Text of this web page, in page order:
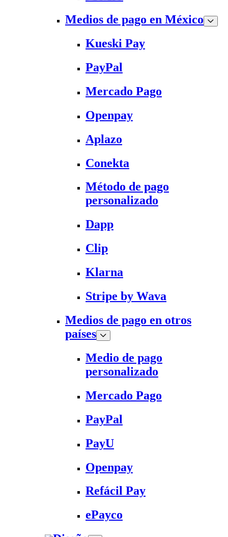
Medios de pago en México
Kueski Pay
PayPal
Mercado Pago
Openpay
Aplazo
Conekta
Método de pago
personalizado
Dapp
Clip
Klarna
Stripe by Wava
Medios de pago en otros
países
Medio de pago
personalizado
Mercado Pago
PayPal
PayU
Openpay
Refácil Pay
ePayco